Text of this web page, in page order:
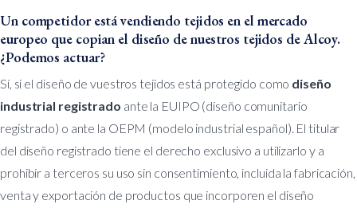
Un competidor está vendiendo tejidos en el mercado
europeo que copian el diseño de nuestros tejidos de Alcoy.
¿Podemos actuar?
Sí, si el diseño de vuestros tejidos está protegido como diseño
industrial registrado ante la EUIPO (diseño comunitario
registrado) o ante la OEPM (modelo industrial español). El titular
del diseño registrado tiene el derecho exclusivo a utilizarlo y a
prohibir a terceros su uso sin consentimiento, incluida la fabricación,
venta y exportación de productos que incorporen el diseño